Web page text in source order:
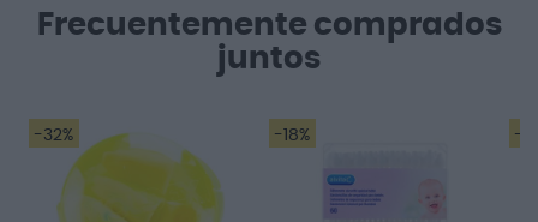
Frecuentemente comprados
juntos
-32% -18% -